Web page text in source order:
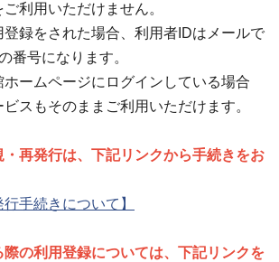
利用いただけません。
録をされた場合、利用者IDはメールで
番号になります。
ームページにログインしている場合
スもそのままご利用いただけます。
再発行は、下記リンクから手続きをお
行手続きについて】
際の利用登録については、下記リンクを